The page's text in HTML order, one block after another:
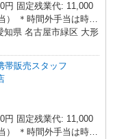
円 固定残業代: 11,000
） ＊時間外手当は時間
、固定残業代として支
外労働分は法定どお
期間あり 3ヶ月 ※経
知県 名古屋市緑区 大形
帯販売スタッフ
円 固定残業代: 11,000
） ＊時間外手当は時間